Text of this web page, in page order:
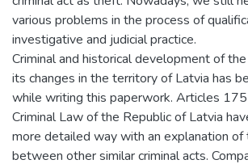
various problems in the process of
investigative and judicial practice.
Criminal and historical development of
its changes in the territory of Latvia has
while writing this paperwork. Articles
Criminal Law of the Republic of Latvia
more detailed way with an explanation of
between other similar criminal acts.